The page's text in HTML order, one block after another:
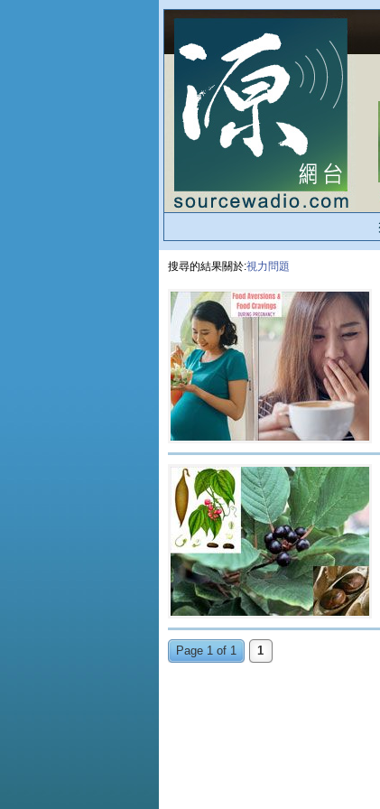
搜尋的結果關於:視力問題
Page 1 of 1 1